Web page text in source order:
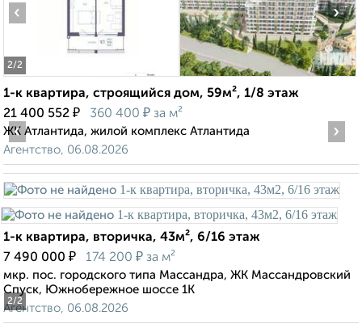
2/2
‹ ›
1-к квартира, строящийся дом, 59м², 1/8 этаж
21 400 552 ₽ 360 400 ₽ за м²
ЖК Атлантида, жилой комплекс Атлантида
Агентство, 06.08.2026
2/2
‹ ›
1-к квартира, вторичка, 43м², 6/16 этаж
7 490 000 ₽ 174 200 ₽ за м²
мкр. пос. городского типа Массандра, ЖК Массандровский
Спуск, Южнобережное шоссе 1К
Агентство, 06.08.2026